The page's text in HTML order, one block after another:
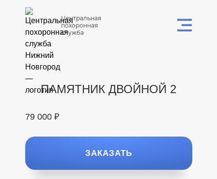
Центральная
похоронная
служба
ПАМЯТНИК ДВОЙНОЙ 2
79 000 ₽
ЗАКАЗАТЬ